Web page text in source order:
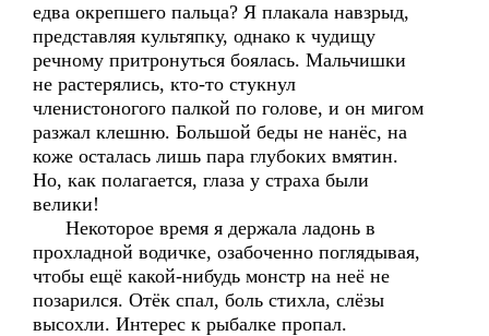
едва окрепшего пальца? Я плакала навзрыд,
представляя культяпку, однако к чудищу
речному притронуться боялась. Мальчишки
не растерялись, кто-то стукнул
членистоногого палкой по голове, и он мигом
разжал клешню. Большой беды не нанёс, на
коже осталась лишь пара глубоких вмятин.
Но, как полагается, глаза у страха были
велики!
Некоторое время я держала ладонь в
прохладной водичке, озабоченно поглядывая,
чтобы ещё какой-нибудь монстр на неё не
позарился. Отёк спал, боль стихла, слёзы
высохли. Интерес к рыбалке пропал.